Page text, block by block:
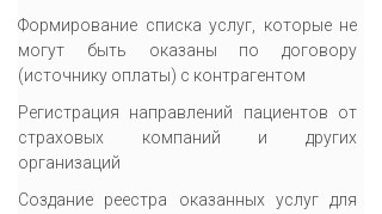
Формирование списка услуг, которые не
могут быть оказаны по договору
(источнику оплаты) с контрагентом
Регистрация направлений пациентов от
страховых компаний и других
организаций
Создание реестра оказанных услуг для